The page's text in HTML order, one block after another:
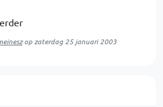
op zaterdag 25 januari 2003